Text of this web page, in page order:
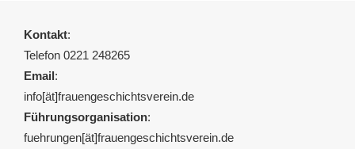
Kontakt:
Telefon 0221 248265
Email:
info[ät]frauengeschichtsverein.de
Führungsorganisation:
fuehrungen[ät]frauengeschichtsverein.de